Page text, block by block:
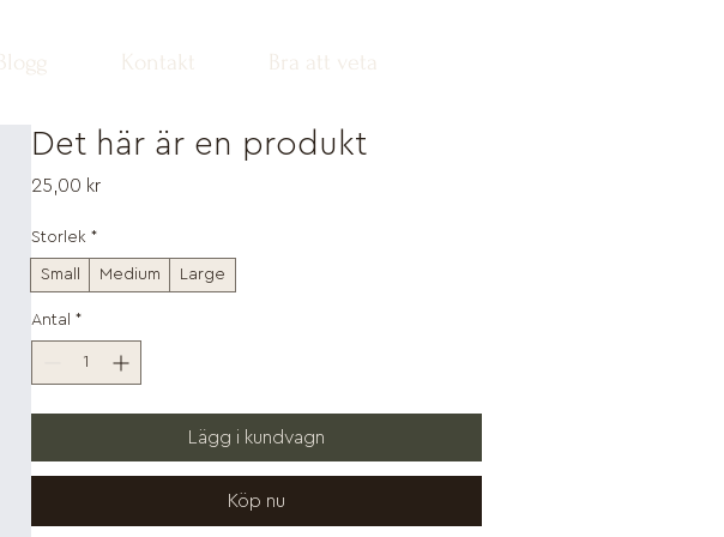
Blogg Kontakt Bra att veta
Det här är en produkt
25,00 krPris
Storlek *
Small Medium Large
Antal *
Lägg i kundvagn
Köp nu